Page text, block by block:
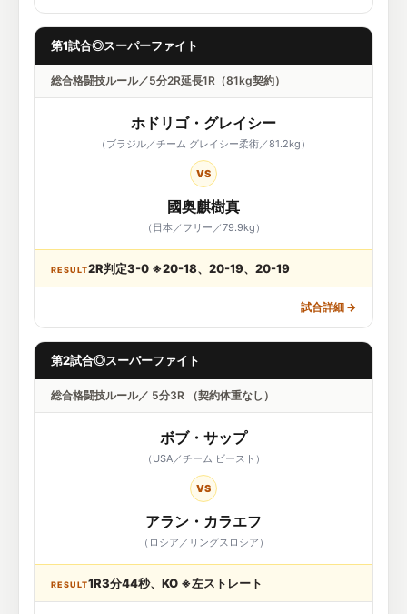
第1試合◎スーパーファイト
総合格闘技ルール／5分2R延長1R（81kg契約）
ホドリゴ・グレイシー
（ブラジル／チーム グレイシー柔術／81.2kg）
VS
國奥麒樹真
（日本／フリー／79.9kg）
RESULT2R判定3-0 ※20-18、20-19、20-19
試合詳細 →
第2試合◎スーパーファイト
総合格闘技ルール／ 5分3R （契約体重なし）
ボブ・サップ
（USA／チーム ビースト）
VS
アラン・カラエフ
（ロシア／リングスロシア）
RESULT1R3分44秒、KO ※左ストレート